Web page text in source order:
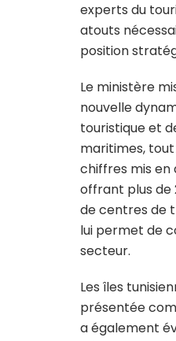
experts du
atouts
position
Le ministère
nouvelle
touristique et
maritimes,
chiffres mis en
offrant plus de
de centres de
lui permet de
secteur.
Les îles
présentée
a également